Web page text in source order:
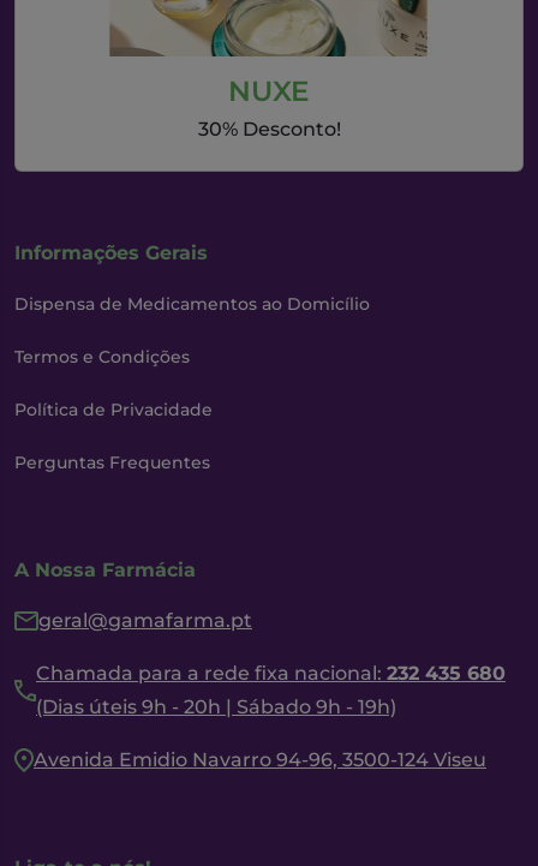
NUXE
30% Desconto!
Informações Gerais
Dispensa de Medicamentos ao Domicílio
Termos e Condições
Política de Privacidade
Perguntas Frequentes
A Nossa Farmácia
geral@gamafarma.pt
Chamada para a rede fixa nacional: 232 435 680
(Dias úteis 9h - 20h | Sábado 9h - 19h)
Avenida Emidio Navarro 94-96, 3500-124 Viseu